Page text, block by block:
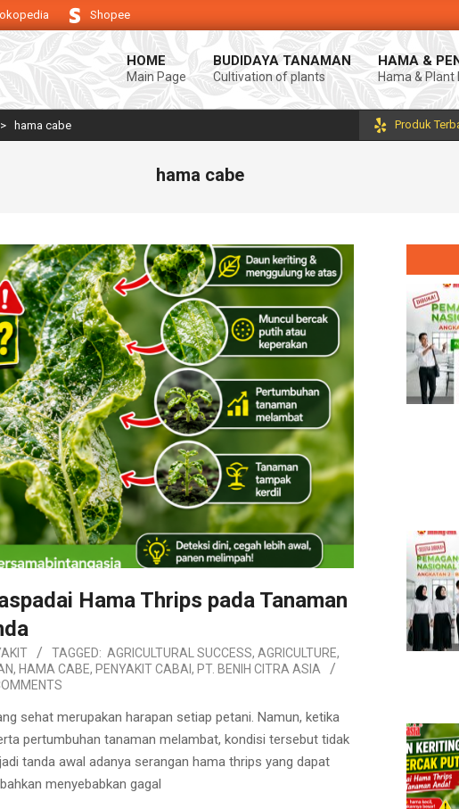
keberhasilan usaha tani anda. Selamat datang di Blog Bintang asiA.
Shopee
HOME
Main Page
BUDIDAYA TANAMAN
Cultivation of plants
HAMA &
Hama & Plant
> hama cabe Produk
hama cabe
Hama Thrips pada Tanaman
TAGGED: AGRICULTURAL SUCCESS, AGRICULTURE,
, HAMA CABE, PENYAKIT CABAI , PT. BENIH CITRA ASIA
sehat merupakan harapan setiap petani. Namun, ketika
pertumbuhan tanaman melambat, kondisi tersebut tidak
tanda awal adanya serangan hama thrips yang dapat
menyebabkan gagal